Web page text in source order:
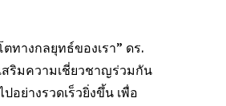
ทางกลยุทธ์ของเรา” ดร.
สริมความเชี่ยวชาญร่วมกัน
ย่างรวดเร็วยิ่งขึ้น เพื่อ